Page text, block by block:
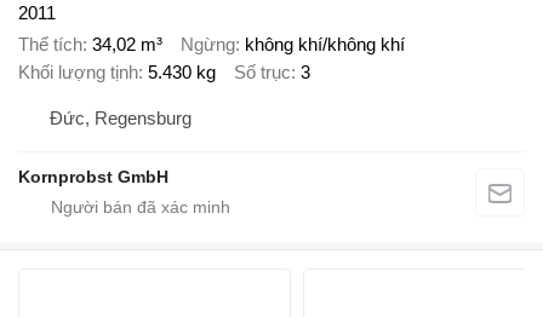
2011
Thể tích 34,02 m³ Ngừng không khí/không khí
Khối lượng tịnh 5.430 kg Số trục 3
Đức, Regensburg
Kornprobst GmbH